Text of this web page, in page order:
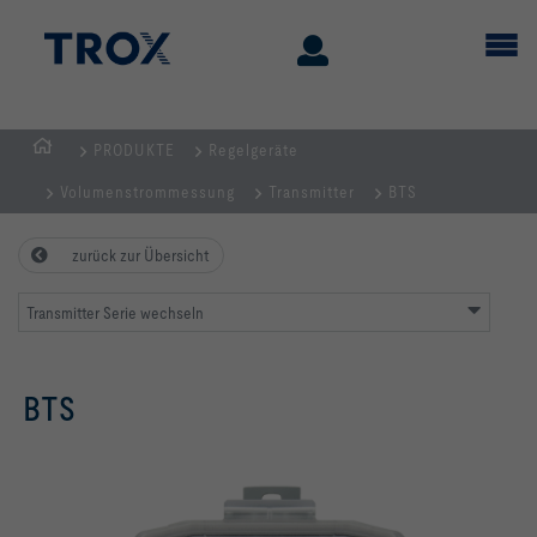
PRODUKTE Regelgeräte
Volumenstrommessung Transmitter BTS
zurück zur Übersicht
Transmitter Serie wechseln
BTS